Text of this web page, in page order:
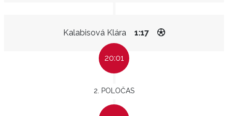
Kalabisová Klára 1:17
20:01
2. POLOČAS